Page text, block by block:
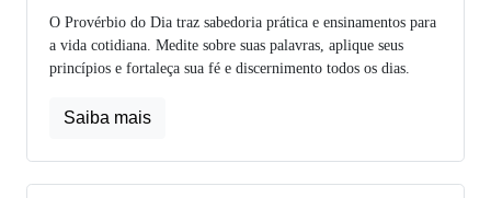
O Provérbio do Dia traz sabedoria prática e ensinamentos para
a vida cotidiana. Medite sobre suas palavras, aplique seus
princípios e fortaleça sua fé e discernimento todos os dias.
Saiba mais